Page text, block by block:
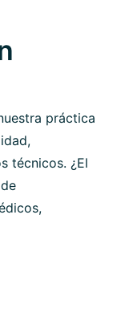
práctica
técnicos. ¿El